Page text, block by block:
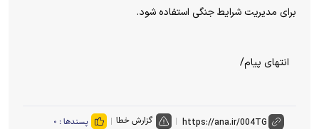
برای مدیریت شرایط جنگی استفاده شود.
انتهای پیام/
گزارش خطا پسندها : ۰